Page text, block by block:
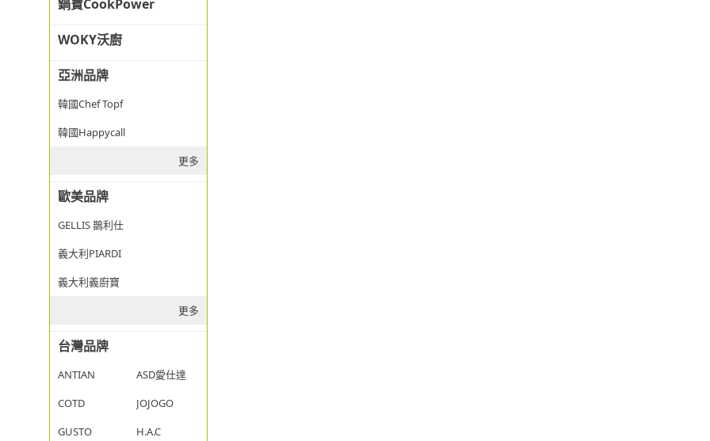
鍋寶CookPower
WOKY沃廚
亞洲品牌
韓國Chef Topf
韓國Happycall
更多
歐美品牌
GELLIS 鵲利仕
義大利PIARDI
義大利義廚寶
更多
台灣品牌
ANTIAN
ASD愛仕達
COTD
JOJOGO
GUSTO
H.A.C